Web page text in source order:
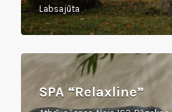
Labsajūta
SPA “Relaxline”